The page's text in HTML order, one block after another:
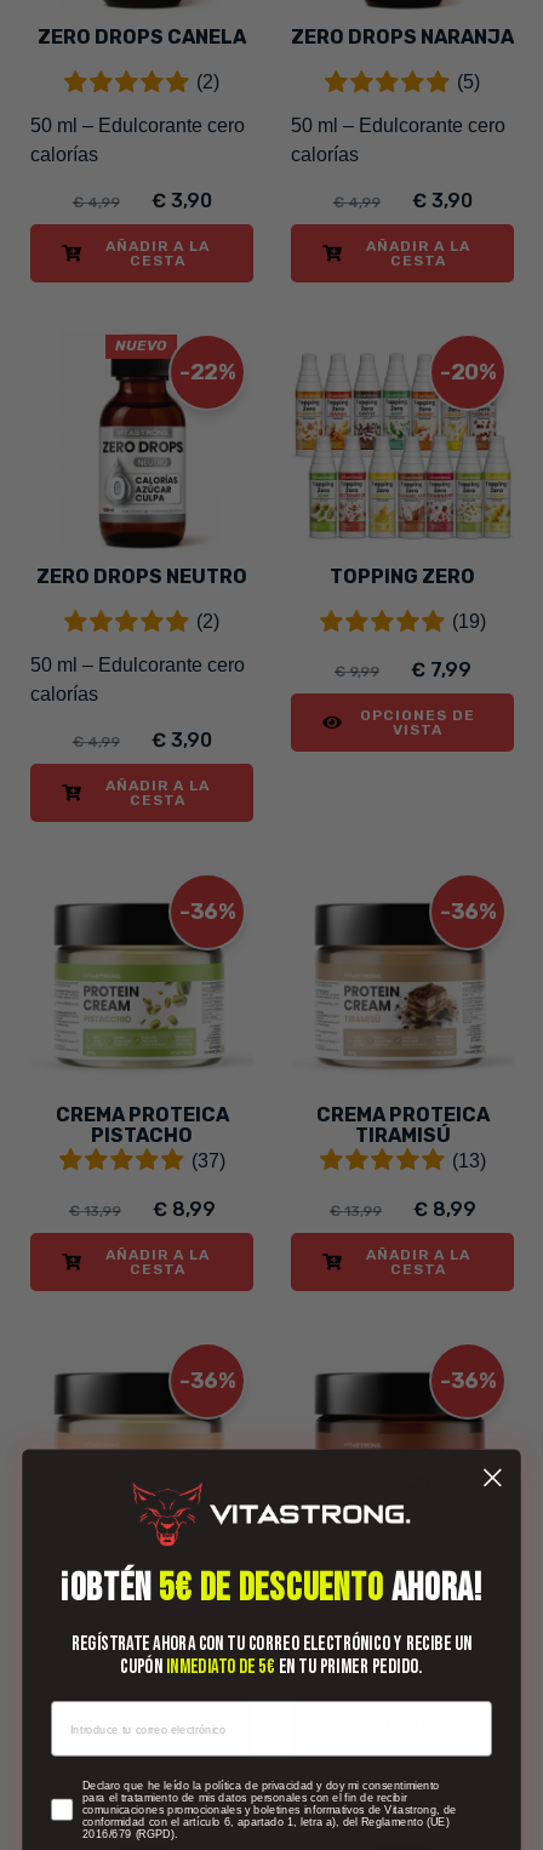
ZERO DROPS CANELA
(2)
50 ml – Edulcorante cero
calorías
€ 4,99 € 3,90
AÑADIR A LA
CESTA
ZERO DROPS NARANJA
(5)
50 ml – Edulcorante cero
calorías
€ 4,99 € 3,90
AÑADIR A LA
CESTA
-22%
NUEVO
ZERO DROPS NEUTRO
(2)
50 ml – Edulcorante cero
calorías
€ 4,99 € 3,90
AÑADIR A LA
CESTA
-20%
TOPPING ZERO
(19)
€ 9,99 € 7,99
OPCIONES DE
VISTA
-36%
CREMA PROTEICA
PISTACHO
(37)
€ 13,99 € 8,99
AÑADIR A LA
CESTA
-36%
CREMA PROTEICA
TIRAMISÚ
(13)
€ 13,99 € 8,99
AÑADIR A LA
CESTA
-36%
CREMA PROTEICA
CHOCOLATE BLANCO
€ 8,99
AÑADIR A LA
CESTA
-36%
CREMA PROTEICA
CHOCOLATE CON
€ 8,99
¡OBTÉN5€ DE DESCUENTOAHORA!
Regístrate ahora con tu correo electrónico y recibe un
cupón inmediato de 5€ en tu primer pedido.
newsletterDeclaro que he leído la política de privacidad y doy mi consentimiento
para el tratamiento de mis datos personales con el fin de recibir
comunicaciones promocionales y boletines informativos de Vitastrong, de
conformidad con el artículo 6, apartado 1, letra a), del Reglamento (UE)
2016/679 (RGPD).